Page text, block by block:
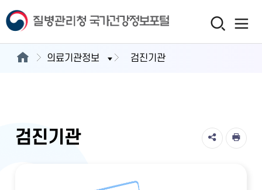
의료기관정보 검진기관
검진기관